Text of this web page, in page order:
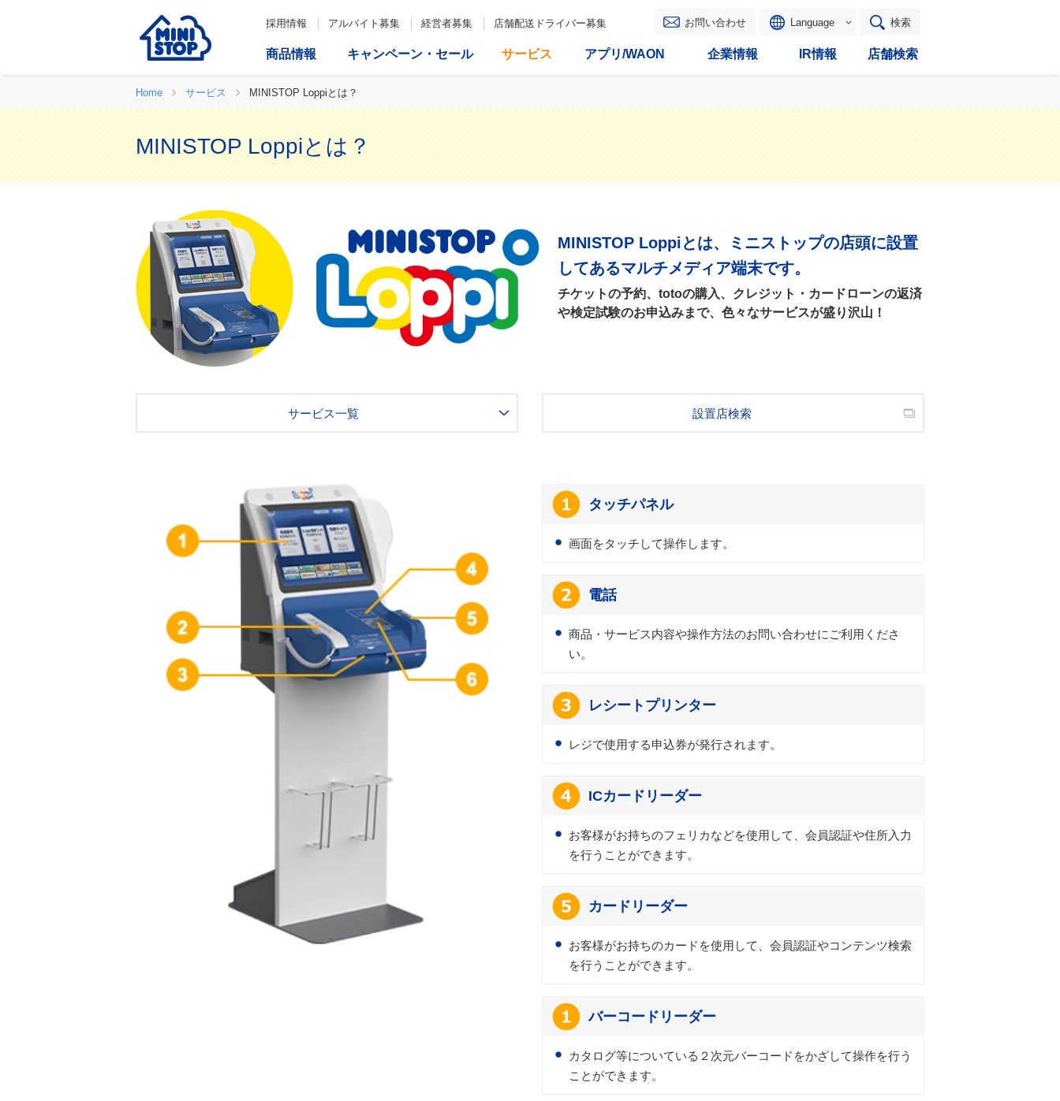
採用情報 アルバイト募集 経営者募集 店舗配送ドライバー募集 お問い合わせ Language 検索
商品情報 キャンペーン・セール サービス アプリ/WAON 企業情報 IR情報 店舗検索
Home サービス MINISTOP Loppiとは？
MINISTOP Loppiとは？
MINISTOP Loppiとは、ミニストップの店頭に設置
してあるマルチメディア端末です。
チケットの予約、totoの購入、クレジット・カードローンの返済
や検定試験のお申込みまで、色々なサービスが盛り沢山！
サービス一覧 設置店検索
タッチパネル
画面をタッチして操作します。
電話
商品・サービス内容や操作方法のお問い合わせにご利用くださ
い。
レシートプリンター
レジで使用する申込券が発行されます。
ICカードリーダー
お客様がお持ちのフェリカなどを使用して、会員認証や住所入力
を行うことができます。
カードリーダー
お客様がお持ちのカードを使用して、会員認証やコンテンツ検索
を行うことができます。
バーコードリーダー
カタログ等についている２次元バーコードをかざして操作を行う
ことができます。